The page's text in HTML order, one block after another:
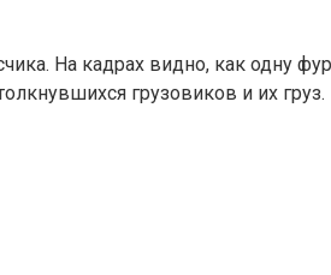
На кадрах видно, как одну
грузовиков и их груз.